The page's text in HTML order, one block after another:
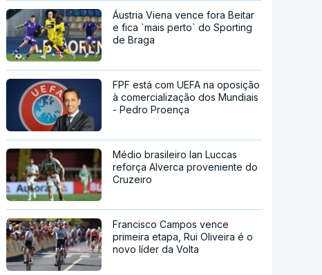
Áustria Viena vence fora Beitar
e fica `mais perto` do Sporting
de Braga
FPF está com UEFA na oposição
à comercialização dos Mundiais
- Pedro Proença
Médio brasileiro Ian Luccas
reforça Alverca proveniente do
Cruzeiro
Francisco Campos vence
primeira etapa, Rui Oliveira é o
novo líder da Volta